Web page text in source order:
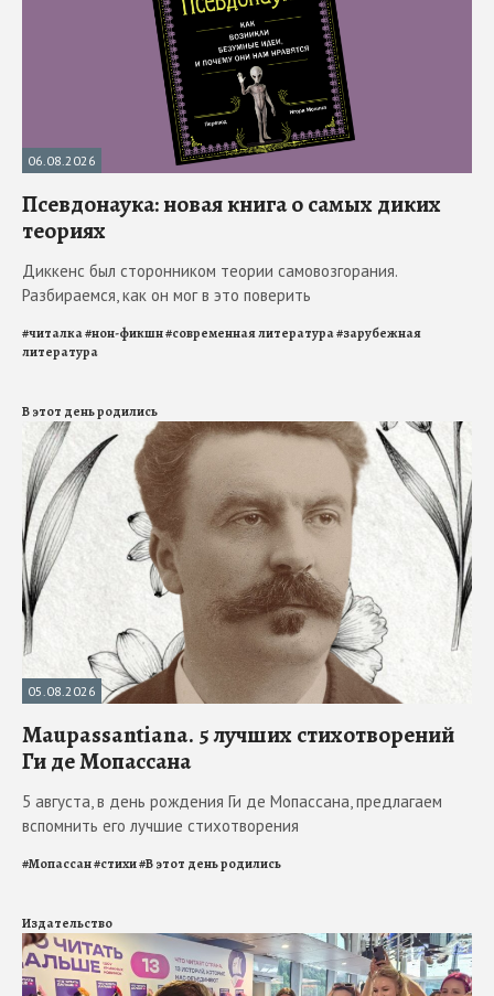
06.08.2026
Псевдонаука: новая книга о самых диких
теориях
Диккенс был сторонником теории самовозгорания.
Разбираемся, как он мог в это поверить
#читалка#нон-фикшн#современная литература#зарубежная
литература
В этот день родились
05.08.2026
Maupassantiana. 5 лучших стихотворений
Ги де Мопассана
5 августа, в день рождения Ги де Мопассана, предлагаем
вспомнить его лучшие стихотворения
#Мопассан#стихи#В этот день родились
Издательство